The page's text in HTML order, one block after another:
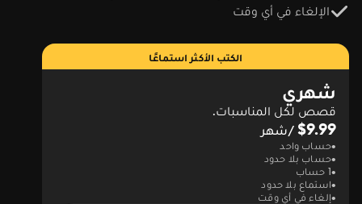
الإلغاء في أي وقت
الكتب الأكثر استماعًا
شهري
قصص لكل المناسبات.
$9.99 /شهر
حساب واحد
حساب بلا حدود
1 حساب
استماع بلا حدود
إلغاء في أي وقت